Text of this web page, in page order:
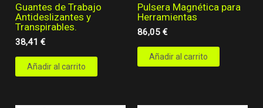
Guantes de Trabajo
Antideslizantes y
Transpirables.
38,41€
Añadir al carrito
Pulsera Magnética para
Herramientas
86,05 €
Añadir al carrito